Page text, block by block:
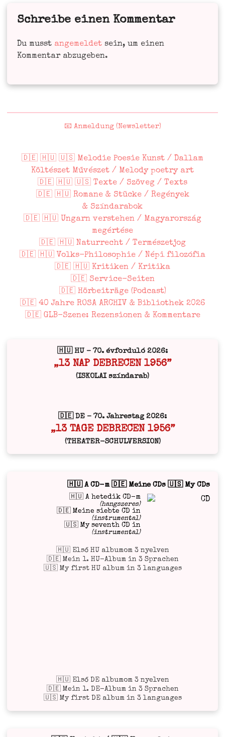
Schreibe einen Kommentar
Du musst angemeldet sein, um einen
Kommentar abzugeben.
📧 Anmeldung (Newsletter)
🇩🇪 🇭🇺 🇺🇸 Melodie Poesie Kunst / Dallam
Költészet Művészet / Melody poetry art
🇩🇪 🇭🇺 🇺🇸 Texte / Szöveg / Texts
🇩🇪 🇭🇺 Romane & Stücke / Regények
& Színdarabok
🇩🇪 🇭🇺 Ungarn verstehen / Magyarország
megértése
🇩🇪 🇭🇺 Naturrecht / Természetjog
🇩🇪 🇭🇺 Volks-Philosophie / Népi filozófia
🇩🇪 🇭🇺 Kritiken / Kritika
🇩🇪 Service-Seiten
🇩🇪 Hörbeiträge (Podcast)
🇩🇪 40 Jahre ROSA ARCHIV & Bibliothek 2026
🇩🇪 GLB-Szene: Rezensionen & Kommentare
🇭🇺 HU – 70. évforduló 2026:
„13 NAP DEBRECEN 1956”
(ISKOLAI színdarab)
🇩🇪 DE – 70. Jahrestag 2026:
„13 TAGE DEBRECEN 1956”
(THEATER-SCHULVERSION)
🇭🇺 A CD-m 🇩🇪 Meine CDs 🇺🇸 My CDs
🇭🇺 A hetedik CD-m
(hangszeres)
🇩🇪 Meine siebte CD in
(instrumental)
🇺🇸 My seventh CD in
(instrumental)
🇭🇺 Első HU albumom 3 nyelven
🇩🇪 Mein 1. HU-Album in 3 Sprachen
🇺🇸 My first HU album in 3 languages
🇭🇺 Első DE albumom 3 nyelven
🇩🇪 Mein 1. DE-Album in 3 Sprachen
🇺🇸 My first DE album in 3 languages